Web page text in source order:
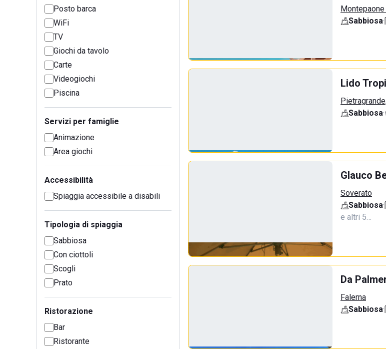
Posto barca
WiFi
TV
Giochi da tavolo
Carte
Videogiochi
Piscina
Servizi per famiglie
Animazione
Area giochi
Accessibilità
Spiaggia accessibile a disabili
Tipologia di spiaggia
Sabbiosa
Con ciottoli
Scogli
Prato
Ristorazione
Bar
Ristorante
Sabbiosa·
Lido
Sabbiosa·
Glauco
Soverato
Sabbiosa·
e altri 5…
Da
Falerna
Sabbiosa·